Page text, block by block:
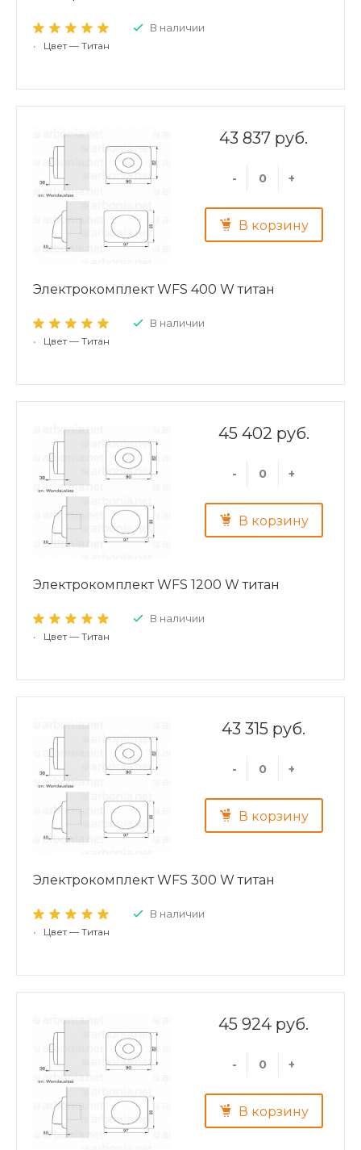
В наличии
• Цвет — Титан
43 837 руб.
- +
В корзину
Электрокомплект WFS 400 W титан
В наличии
• Цвет — Титан
45 402 руб.
- +
В корзину
Электрокомплект WFS 1200 W титан
В наличии
• Цвет — Титан
43 315 руб.
- +
В корзину
Электрокомплект WFS 300 W титан
В наличии
• Цвет — Титан
45 924 руб.
- +
В корзину